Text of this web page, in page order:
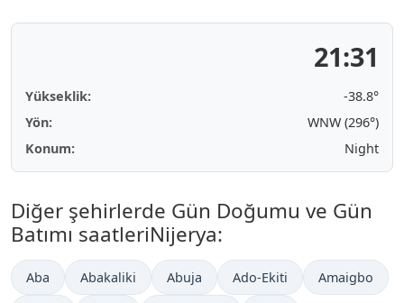
21:31
Yükseklik:
-38.8°
Yön:
WNW (296°)
Konum:
Night
Diğer şehirlerde Gün Doğumu ve Gün
Batımı saatleriNijerya:
Aba Abakaliki Abuja Ado-Ekiti Amaigbo